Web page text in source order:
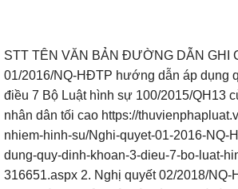
STT TÊN VĂN BẢN ĐƯỜNG DẪN GHI
01/2016/NQ-HĐTP hướng dẫn áp dụng
điều 7 Bộ Luật hình sự 100/2015/QH13
nhân dân tối cao https://
nhiem-hinh-su/Nghi-quyet-01-2016-NQ-
dung-quy-dinh-khoan-3-dieu-7-bo-luat-
316651.aspx 2. Nghị quyết 02/2018/